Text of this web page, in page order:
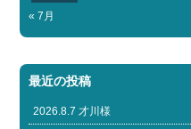
« 7月
最近の投稿
2026.8.7 才川様